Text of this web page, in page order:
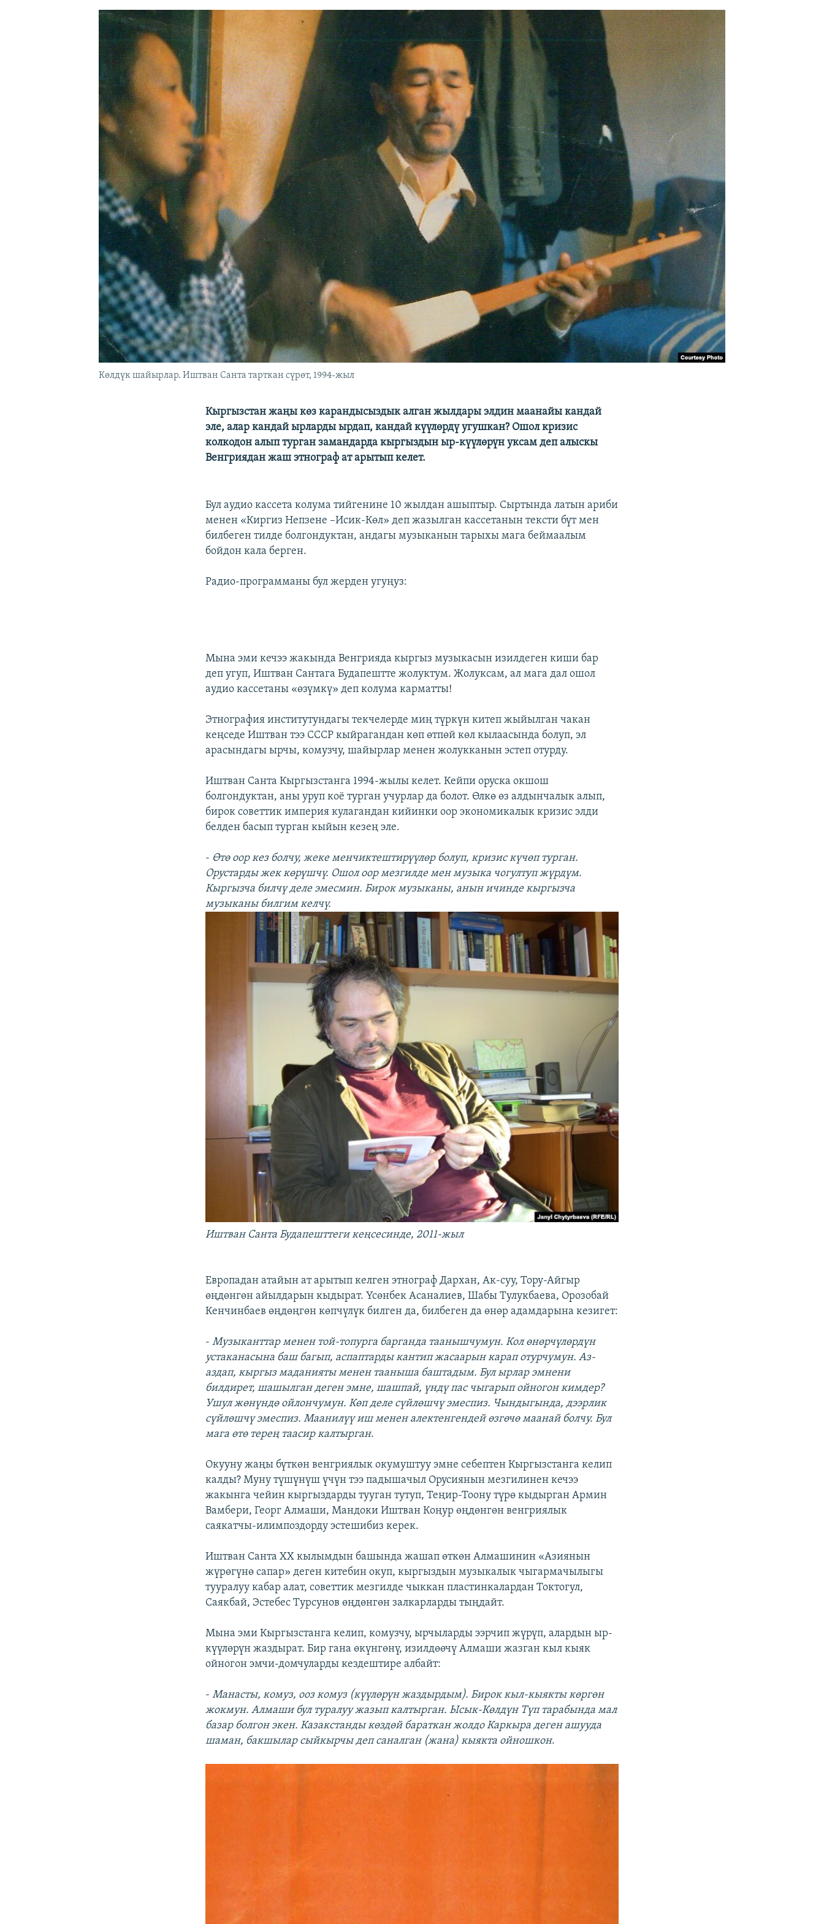
Көлдүк шайырлар. Иштван Санта тарткан сүрөт, 1994-жыл
Кыргызстан жаңы көз карандысыздык алган жылдары элдин маанайы кандай
эле, алар кандай ырларды ырдап, кандай күүлөрдү угушкан? Ошол кризис
колкодон алып турган замандарда кыргыздын ыр-күүлөрүн уксам деп алыскы
Венгриядан жаш этнограф ат арытып келет.
Бул аудио каcсета колума тийгенине 10 жылдан ашыптыр. Сыртында латын ариби
менен «Киргиз Непзене –Исик-Көл» деп жазылган касcетанын тексти бүт мен
билбеген тилде болгондуктан, андагы музыканын тарыхы мага беймаалым
бойдон кала берген.
Радио-программаны бул жерден угуңуз:
Мына эми кечээ жакында Венгрияда кыргыз музыкасын изилдеген киши бар
деп угуп, Иштван Сантага Будапештте жолуктум. Жолуксам, ал мага дал ошол
аудио касcетаны «өзүмкү» деп колума карматты!
Этнография институтундагы текчелерде миң түркүн китеп жыйылган чакан
кеңседе Иштван тээ СССР кыйрагандан көп өтпөй көл кылаасында болуп, эл
арасындагы ырчы, комузчу, шайырлар менен жолукканын эстеп отурду.
Иштван Санта Кыргызстанга 1994-жылы келет. Кейпи оруска окшош
болгондуктан, аны уруп коё турган учурлар да болот. Өлкө өз алдынчалык алып,
бирок советтик империя кулагандан кийинки оор экономикалык кризис элди
белден басып турган кыйын кезең эле.
- Өтө оор кез болчу, жеке менчиктештирүүлөр болуп, кризис күчөп турган.
Орустарды жек көрүшчү. Ошол оор мезгилде мен музыка чогултуп жүрдүм.
Кыргызча билчү деле эмесмин. Бирок музыканы, анын ичинде кыргызча
музыканы билгим келчү.
Иштван Санта Будапешттеги кеңсесинде, 2011-жыл
Европадан атайын ат арытып келген этнограф Дархан, Ак-суу, Тору-Айгыр
өңдөнгөн айылдарын кыдырат. Үсөнбек Асаналиев, Шабы Тулукбаева, Орозобай
Кенчинбаев өңдөңгөн көпчүлүк билген да, билбеген да өнөр адамдарына кезигет:
-Музыканттар менен той-топурга барганда таанышчумун. Кол өнөрчүлөрдүн
устаканасына баш багып, аспаптарды кантип жасаарын карап отурчумун. Аз-
аздап, кыргыз маданияты менен тааныша баштадым. Бул ырлар эмнени
билдирет, шашылган деген эмне, шашпай, үндү пас чыгарып ойногон кимдер?
Ушул жөнүндө ойлончумун. Көп деле сүйлөшчү эмеспиз. Чындыгында, дээрлик
сүйлөшчү эмеспиз. Маанилүү иш менен алектенгендей өзгөчө маанай болчу. Бул
мага өтө терең таасир калтырган.
Окууну жаңы бүткөн венгриялык окумуштуу эмне себептен Кыргызстанга келип
калды? Муну түшүнүш үчүн тээ падышачыл Орусиянын мезгилинен кечээ
жакынга чейин кыргыздарды тууган тутуп, Теңир-Тоону түрө кыдырган Армин
Вамбери, Георг Алмаши, Мандоки Иштван Коңур өңдөнгөн венгриялык
саякатчы-илимпоздорду эстешибиз керек.
Иштван Санта XX кылымдын башында жашап өткөн Алмашинин «Азиянын
жүрөгүнө сапар» деген китебин окуп, кыргыздын музыкалык чыгармачылыгы
тууралуу кабар алат, советтик мезгилде чыккан пластинкалардан Токтогул,
Саякбай, Эстебес Турсунов өңдөнгөн залкарларды тыңдайт.
Мына эми Кыргызстанга келип, комузчу, ырчыларды ээрчип жүрүп, алардын ыр-
күүлөрүн жаздырат. Бир гана өкүнгөнү, изилдөөчү Алмаши жазган кыл кыяк
ойногон эмчи-домчуларды кездештире албайт:
-Манасты, комуз, ооз комуз (күүлөрүн жаздырдым). Бирок кыл-кыякты көргөн
жокмун. Алмаши бул туралуу жазып калтырган. Ысык-Көлдүн Түп тарабында мал
базар болгон экен. Казакстанды көздөй бараткан жолдо Каркыра деген ашууда
шаман, бакшылар сыйкырчы деп саналган (жана) кыякта ойношкон.